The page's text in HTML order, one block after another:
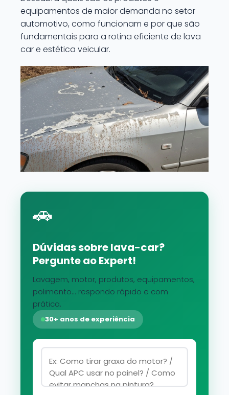
equipamentos de maior demanda no setor
automotivo, como funcionam e por que são
fundamentais para a rotina eficiente de lava
car e estética veicular.
🚗
Dúvidas sobre lava-car?
Pergunte ao Expert!
Lavagem, motor, produtos, equipamentos,
polimento... respondo rápido e com
prática.
30+ anos de experiência